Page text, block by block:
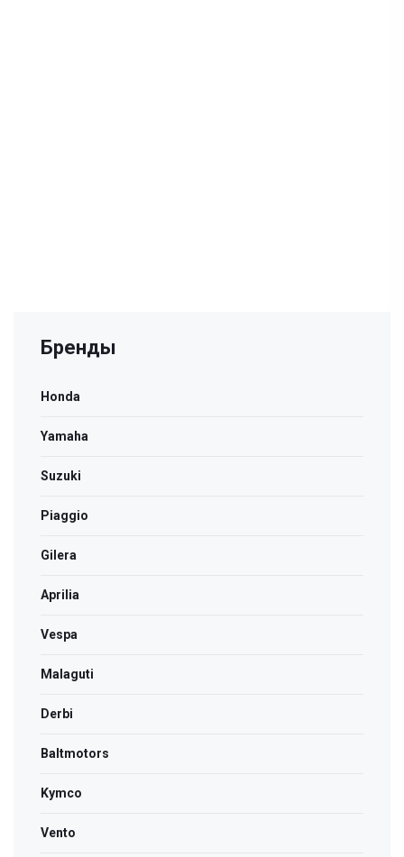
Бренды
Honda
Yamaha
Suzuki
Piaggio
Gilera
Aprilia
Vespa
Malaguti
Derbi
Bаltmotors
Kymco
Vento